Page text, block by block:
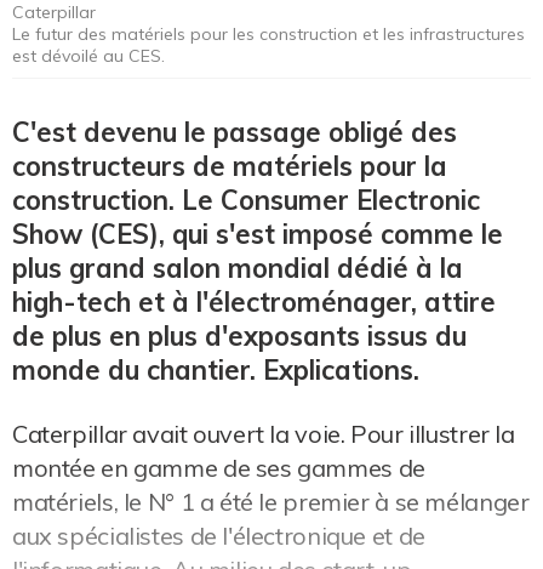
Caterpillar
Le futur des matériels pour les construction et les infrastructures
est dévoilé au CES.
C'est devenu le passage obligé des
constructeurs de matériels pour la
construction. Le Consumer Electronic
Show (CES), qui s'est imposé comme le
plus grand salon mondial dédié à la
high-tech et à l'électroménager, attire
de plus en plus d'exposants issus du
monde du chantier. Explications.
Caterpillar avait ouvert la voie. Pour illustrer la
montée en gamme de ses gammes de
matériels, le N° 1 a été le premier à se mélanger
aux spécialistes de l'électronique et de